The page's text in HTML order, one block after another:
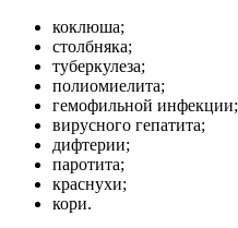
коклюша;
столбняка;
туберкулеза;
полиомиелита;
гемофильной инфекции;
вирусного гепатита;
дифтерии;
паротита;
краснухи;
кори.